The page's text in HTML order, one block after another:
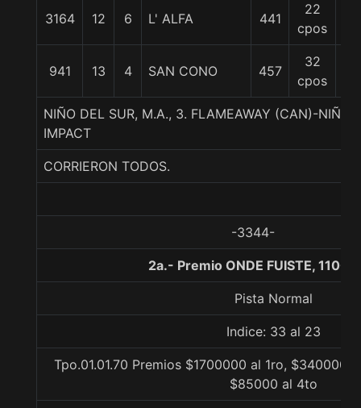
3164 12 6 L' ALFA 441
22
cpos
941 13 4 SAN CONO 457
32
cpos
NIÑO DEL SUR, M.A., 3. FLAMEAWAY (CAN)-NIÑA
IMPACT
CORRIERON TODOS.
-3344-
2a.- Premio ONDE FUISTE, 1100
Pista Normal
Indice: 33 al 23
Tpo.01.01.70 Premios $1700000 al 1ro, $340000
$85000 al 4to